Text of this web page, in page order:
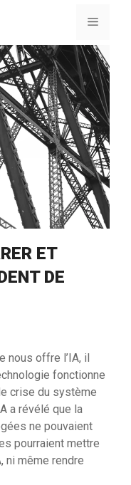
Menu
ET
DE
nous offre l’IA, il
fonctionne
crise du système
a révélé que la
ne pouvaient
pourraient mettre
ni même rendre